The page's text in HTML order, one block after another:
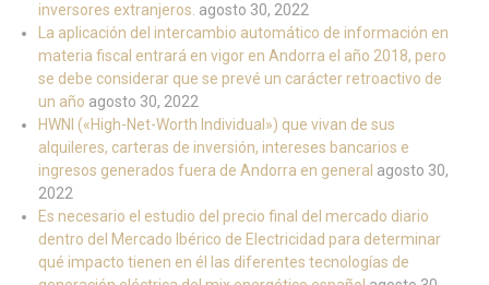
inversores extranjeros. agosto 30, 2022
La aplicación del intercambio automático de información en
materia fiscal entrará en vigor en Andorra el año 2018, pero
se debe considerar que se prevé un carácter retroactivo de
un año agosto 30, 2022
HWNI («High-Net-Worth Individual») que vivan de sus
alquileres, carteras de inversión, intereses bancarios e
ingresos generados fuera de Andorra en general agosto 30,
2022
Es necesario el estudio del precio final del mercado diario
dentro del Mercado Ibérico de Electricidad para determinar
qué impacto tienen en él las diferentes tecnologías de